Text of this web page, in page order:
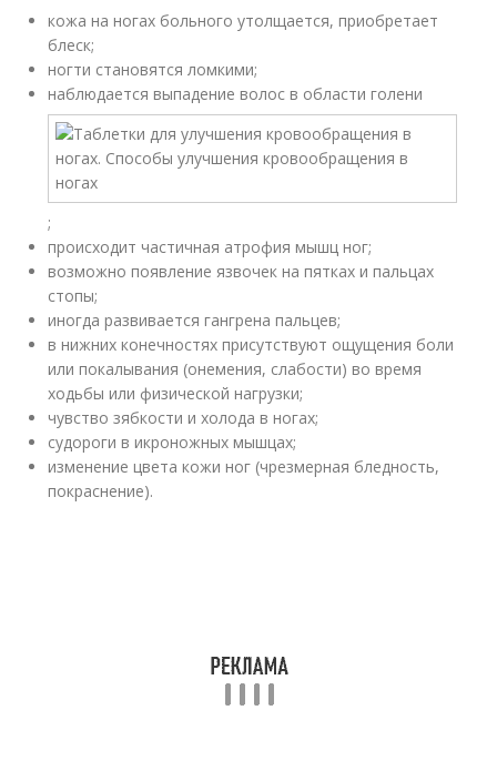
кожа на ногах больного утолщается, приобретает
блеск;
ногти становятся ломкими;
наблюдается выпадение волос в области голени
;
происходит частичная атрофия мышц ног;
возможно появление язвочек на пятках и пальцах
стопы;
иногда развивается гангрена пальцев;
в нижних конечностях присутствуют ощущения боли
или покалывания (онемения, слабости) во время
ходьбы или физической нагрузки;
чувство зябкости и холода в ногах;
судороги в икроножных мышцах;
изменение цвета кожи ног (чрезмерная бледность,
покраснение).